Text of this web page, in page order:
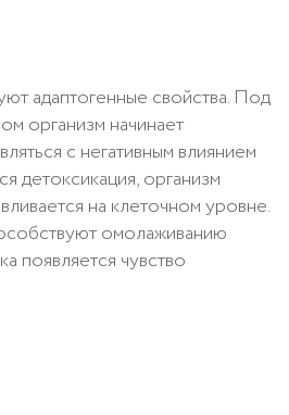
адаптогенные свойства. Под
организм начинает
с негативным влиянием
детоксикация, организм
на клеточном уровне.
омолаживанию
появляется чувство